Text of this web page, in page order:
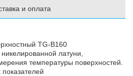
и оплата
TG-B160
латуни,
температуры поверхностей.